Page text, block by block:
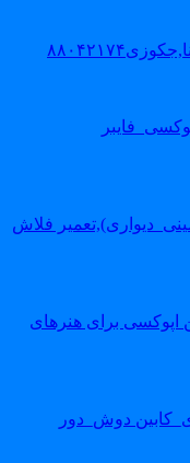
فلاش
برای هنرهای
دوش_دور